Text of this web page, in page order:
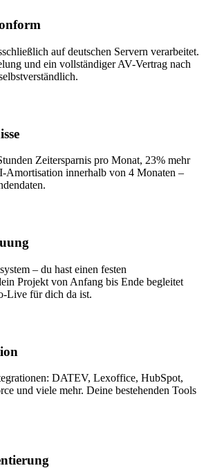
auf deutschen Servern verarbeitet.
und ein vollständiger AV-Vertrag nach
Zeitersparnis pro Monat, 23% mehr
Amortisation innerhalb von 4 Monaten –
– du hast einen festen
Projekt von Anfang bis Ende begleitet
Live für dich da ist.
DATEV, Lexoffice, HubSpot,
und viele mehr. Deine bestehenden Tools